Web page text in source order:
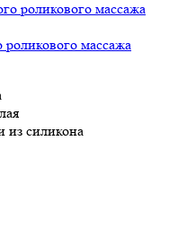
массажа
из силикона